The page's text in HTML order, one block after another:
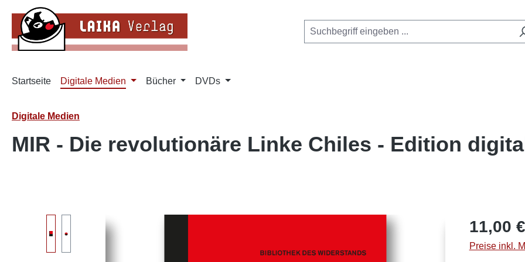
Hauptinhalt springen
Zur Suche springen
Zur Hauptnavigation springen
Startseite Digitale Medien Bücher DVDs
Digitale Medien
MIR - Die revolutionäre Linke Chiles - Edition
Regulärer
11,00 €
Preise inkl.